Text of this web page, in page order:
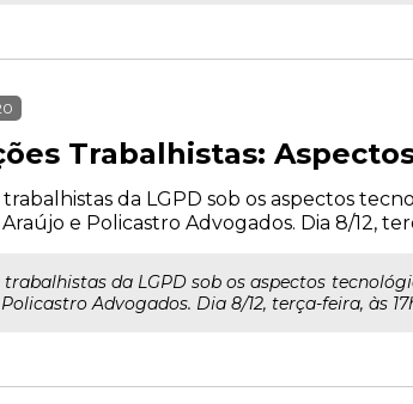
Trabalhistas:
da LGPD sob os aspectos
e Policastro Advogados. Dia 8/12,
da LGPD sob os aspectos
Advogados. Dia 8/12, terça-feira, às